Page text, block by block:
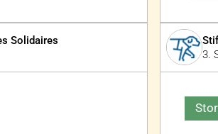
Solidaires
3.